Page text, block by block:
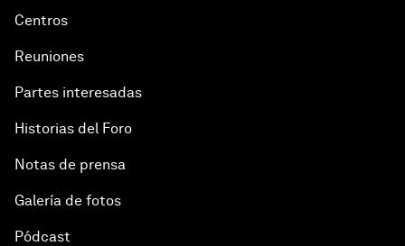
Centros
Reuniones
Partes interesadas
Historias del Foro
Notas de prensa
Galería de fotos
Pódcast